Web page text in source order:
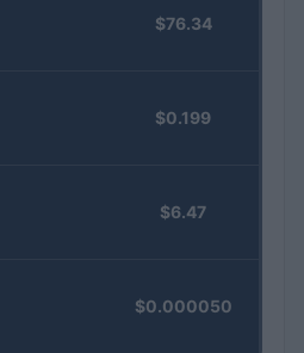
$76.34
$0.199
$6.47
$0.000050